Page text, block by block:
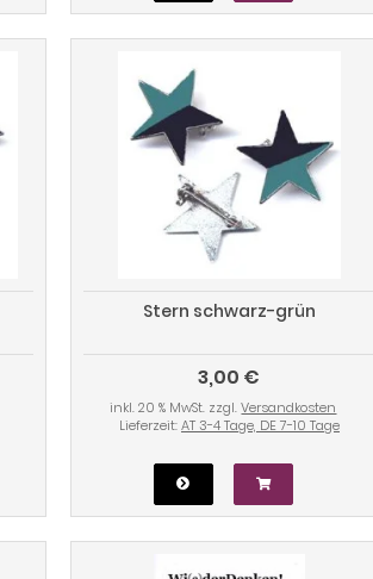
Stern schwarz-grün
3,00 €
inkl. 20 % MwSt. zzgl.Versandkosten
Lieferzeit:AT 3-4 Tage, DE 7-10 Tage